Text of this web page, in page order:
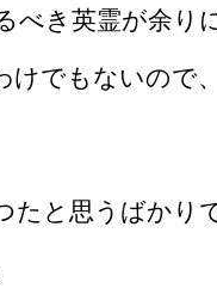
き英霊が余
でもないので
と思うばかり